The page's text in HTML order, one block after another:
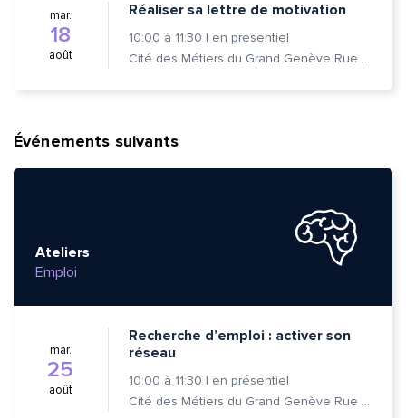
mar.
18
août
Réaliser sa lettre de motivation
10:00 à 11:30 | en présentiel
Cité des Métiers du Grand Genève Rue Prévost-Martin 6 1205 Genève
Événements suivants
Ateliers
Emploi
mar.
25
août
Recherche d’emploi : activer son
réseau
10:00 à 11:30 | en présentiel
Cité des Métiers du Grand Genève Rue Prévost-Martin 6 1205 Genève